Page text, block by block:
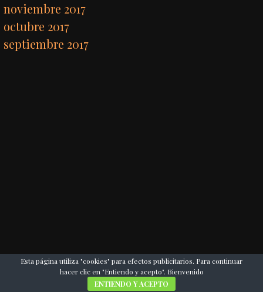
noviembre 2017
octubre 2017
septiembre 2017
Esta página utiliza "cookies" para efectos publicitarios. Para continuar
hacer clic en "Entiendo y acepto". Bienvenido
ENTIENDO Y ACEPTO